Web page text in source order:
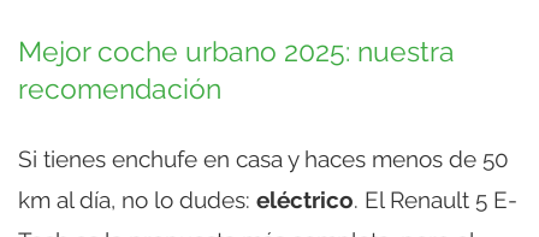
Mejor coche urbano 2025: nuestra
recomendación
Si tienes enchufe en casa y haces menos de 50
km al día, no lo dudes: eléctrico. El Renault 5 E-